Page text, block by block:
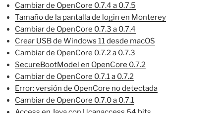
Cambiar de OpenCore 0.7.4 a 0.7.5
Tamaño de la pantalla de login en Monterey
Cambiar de OpenCore 0.7.3 a 0.7.4
Crear USB de Windows 11 desde macOS
Cambiar de OpenCore 0.7.2 a 0.7.3
SecureBootModel en OpenCore 0.7.2
Cambiar de OpenCore 0.7.1 a 0.7.2
Error: versión de OpenCore no detectada
Cambiar de OpenCore 0.7.0 a 0.7.1